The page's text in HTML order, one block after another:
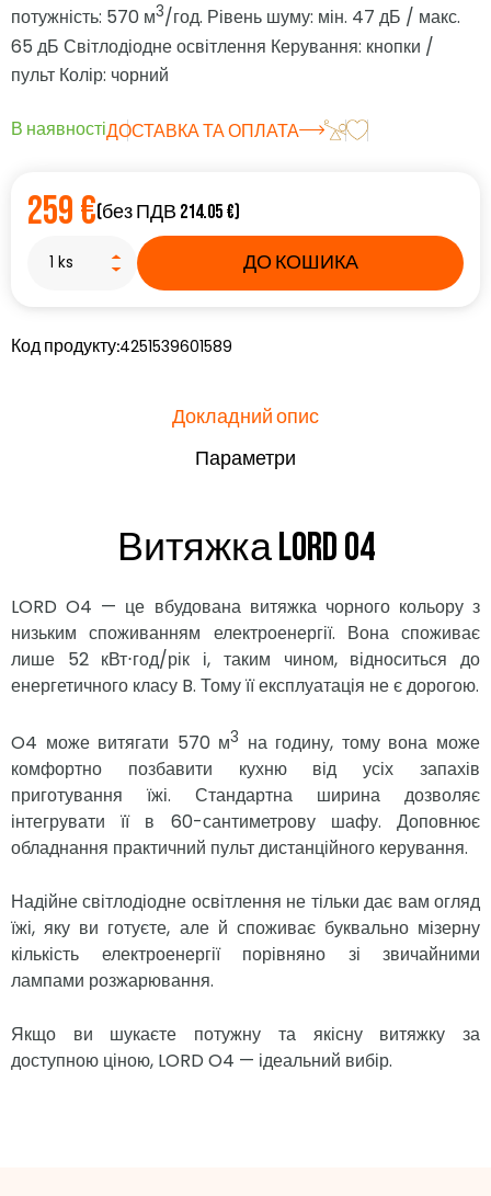
потужність: 570 м3/год. Рівень шуму: мін. 47 дБ / макс.
65 дБ Світлодіодне освітлення Керування: кнопки /
пульт Колір: чорний
В наявностіДОСТАВКА ТА ОПЛАТА
259 €(без ПДВ 214.05 €)
ДО КОШИКА
Код продукту:4251539601589
Докладний опис
Параметри
Витяжка LORD O4
LORD O4 — це вбудована витяжка чорного кольору з
низьким споживанням електроенергії. Вона споживає
лише 52 кВт⋅год/рік і, таким чином, відноситься до
енергетичного класу B. Тому її експлуатація не є дорогою.
O4 може витягати 570 м3 на годину, тому вона може
комфортно позбавити кухню від усіх запахів
приготування їжі. Стандартна ширина дозволяє
інтегрувати її в 60-сантиметрову шафу. Доповнює
обладнання практичний пульт дистанційного керування.
Надійне світлодіодне освітлення не тільки дає вам огляд
їжі, яку ви готуєте, але й споживає буквально мізерну
кількість електроенергії порівняно зі звичайними
лампами розжарювання.
Якщо ви шукаєте потужну та якісну витяжку за
доступною ціною, LORD O4 — ідеальний вибір.